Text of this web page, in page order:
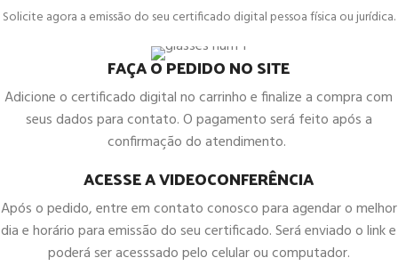
Solicite agora a emissão do seu certificado digital pessoa física ou jurídica.
FAÇA O PEDIDO NO SITE
Adicione o certificado digital no carrinho e finalize a compra com
seus dados para contato. O pagamento será feito após a
confirmação do atendimento.
ACESSE A VIDEOCONFERÊNCIA
Após o pedido, entre em contato conosco para agendar o melhor
dia e horário para emissão do seu certificado. Será enviado o link e
poderá ser acesssado pelo celular ou computador.